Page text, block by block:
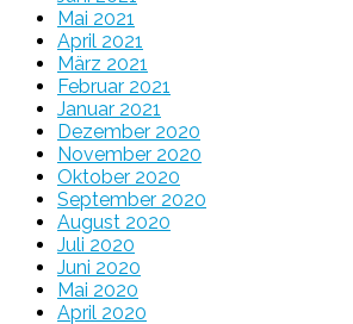
Mai 2021
April 2021
März 2021
Februar 2021
Januar 2021
Dezember 2020
November 2020
Oktober 2020
September 2020
August 2020
Juli 2020
Juni 2020
Mai 2020
April 2020